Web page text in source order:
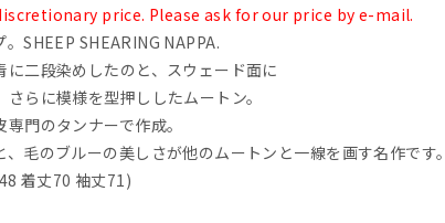
price. Please ask for our price by e-mail.
SHEEP SHEARING NAPPA.
に二段染めしたのと、スウェード面に
らに模様を型押ししたムートン。
専門のタンナーで作成。
、毛のブルーの美しさが他のムートンと一線を画す名作です。
着丈70 袖丈71)